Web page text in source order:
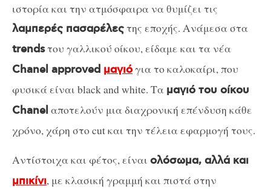
ιστορία και την ατμόσφαιρα να θυμίζει τις
λαμπερές πασαρέλεςτης εποχής. Ανάμεσα στα
trendsτου γαλλικού οίκου, είδαμε και τα νέα
Chanel approved μαγιόγια το καλοκαίρι, που
φυσικά είναι black and white. Τα μαγιό του οίκου
Chanelαποτελούν μια διαχρονική επένδυση κάθε
χρόνο, χάρη στο cut και την τέλεια εφαρμογή τους.
Αντίστοιχα και φέτος, είναι ολόσωμα, αλλά και
μπικίνι, με κλασική γραμμή και πιστά στην